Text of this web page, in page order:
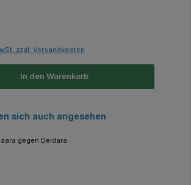
zzgl. Versandkosten
In den Warenkorb
sich auch angesehen